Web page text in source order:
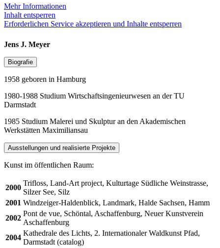
Mehr Informationen
Inhalt entsperren
Erforderlichen Service akzeptieren und Inhalte entsperren
Jens J. Meyer
Biografie
1958 geboren in Hamburg
1980-1988 Studium Wirtschaftsingenieurwesen an der TU
Darmstadt
1985 Studium Malerei und Skulptur an den Akademischen
Werkstätten Maximiliansau
Ausstellungen und realisierte Projekte
Kunst im öffentlichen Raum:
2000
Trifloss, Land-Art project, Kulturtage Südliche Weinstrasse,
Silzer See, Silz
2001 Windzeiger-Haldenblick, Landmark, Halde Sachsen, Hamm
2002
Pont de vue, Schöntal, Aschaffenburg, Neuer Kunstverein
Aschaffenburg
2004
Kathedrale des Lichts, 2. Internationaler Waldkunst Pfad,
Darmstadt (catalog)